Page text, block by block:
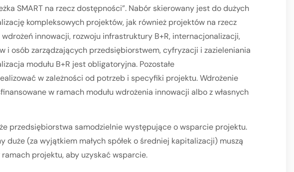
SMART na rzecz dostępności”. Nabór skierowany jest do dużych
kompleksowych projektów, jak również projektów na rzecz
innowacji, rozwoju infrastruktury B+R, internacjonalizacji,
i osób zarządzających przedsiębiorstwem, cyfryzacji i zazieleniania
modułu B+R jest obligatoryjna. Pozostałe
w zależności od potrzeb i specyfiki projektu. Wdrożenie
w ramach modułu wdrożenia innowacji albo z własnych
przedsiębiorstwa samodzielnie występujące o wsparcie projektu.
(za wyjątkiem małych spółek o średniej kapitalizacji) muszą
ramach projektu, aby uzyskać wsparcie.